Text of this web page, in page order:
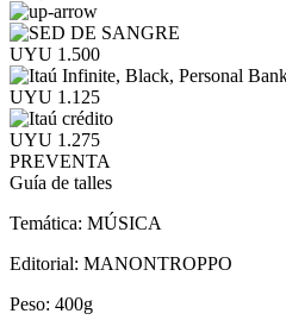
UYU 1.500
UYU 1.125
UYU 1.275
PREVENTA
Guía de talles
Temática: MÚSICA
Editorial: MANONTROPPO
Peso: 400g